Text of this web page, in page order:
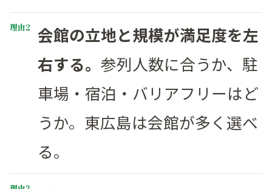
会館の立地と規模が満足度を左
右する。 参列人数に合うか、駐
車場・宿泊・バリアフリーはど
うか。東広島は会館が多く選べ
る。